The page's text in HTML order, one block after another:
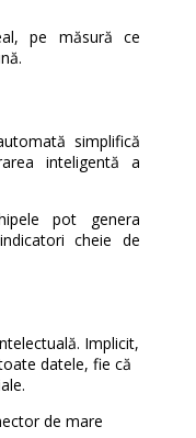
pe măsură ce
simplifică
inteligentă a
pot genera
cheie de
Implicit,
datele, fie că
de mare